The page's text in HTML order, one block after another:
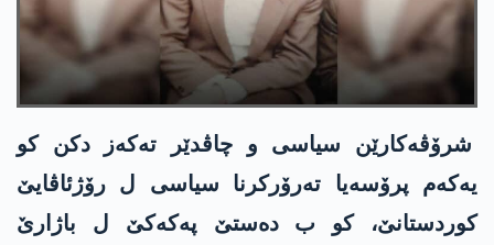
شرۆڤەکارێن سیاسی و چاڤدێر تەکەز دکن کو
یەکەم پرۆسەیا تەرۆرکرنا سیاسی ل رۆژئاڤایێ
کوردستانێ، کو ب دەستێ پەکەکێ ل باژارێ